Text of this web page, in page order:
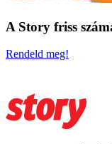
A Story friss
Rendeld meg!